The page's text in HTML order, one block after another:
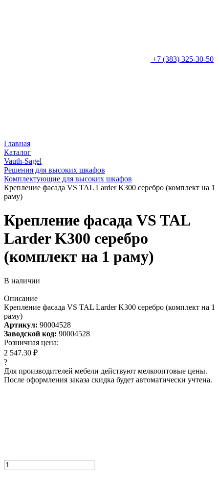
+7 (383) 325-30-50
Главная
Каталог
Vauth-Sagel
Решения для высоких шкафов
Комплектующие для высоких шкафов
Крепление фасада VS TAL Larder K300 серебро (комплект на 1
раму)
Крепление фасада VS TAL
Larder K300 серебро
(комплект на 1 раму)
В наличии
Описание
Крепление фасада VS TAL Larder K300 серебро (комплект на 1
раму)
Артикул: 90004528
Заводской код: 90004528
Розничная цена:
2 547.30 ₽
?
Для производителей мебели действуют мелкооптовые цены.
После оформления заказа скидка будет автоматически учтена.